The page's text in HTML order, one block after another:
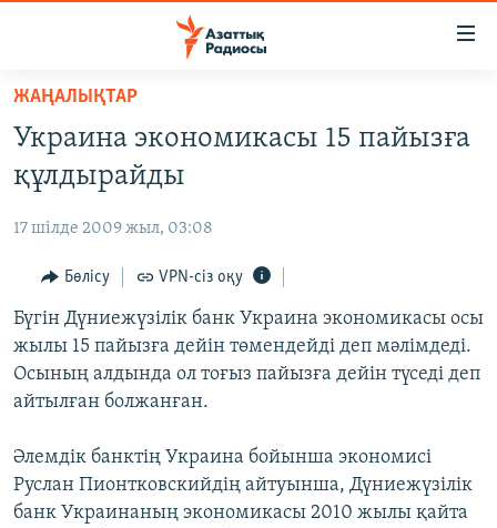
Skip
main
content
Skip
to
Navigation
Skip
to
Search
САЯСАТ
AZATTYQTV
ҚАҢТАР ОҚИҒАСЫ
АДАМ ҚҰҚЫҚТАРЫ
ӘЛЕУМЕТ
ӘЛЕМ
АРНАЙЫ ЖОБАЛАР
Русский
ЖАЗЫЛЫҢЫЗ
ЖАҢАЛЫҚТАР
Украина экономикасы 15 пайызға
құлдырайды
17 шілде 2009 жыл, 03:08
Бөлісу VPN-сіз оқу
Бүгін Дүниежүзілік банк Украина экономикасы осы
жылы 15 пайызға дейін төмендейді деп мәлімдеді.
Осының алдында ол тоғыз пайызға дейін түседі деп
айтылған болжанған.
Әлемдік банктің Украина бойынша экономисі
Руслан Пионтковскийдің айтуынша, Дүниежүзілік
банк Украинаның экономикасы 2010 жылы қайта